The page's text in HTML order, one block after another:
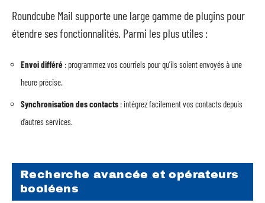
Roundcube Mail supporte une large gamme de plugins pour
étendre ses fonctionnalités. Parmi les plus utiles :
Envoi différé : programmez vos courriels pour qu’ils soient envoyés à une
heure précise.
Synchronisation des contacts : intégrez facilement vos contacts depuis
d’autres services.
Recherche avancée et opérateurs
booléens